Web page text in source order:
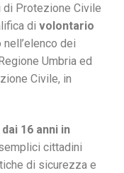
Protezione Civile
di volontario
dei
Umbria ed
Civile, in
16 anni in
cittadini
di sicurezza e